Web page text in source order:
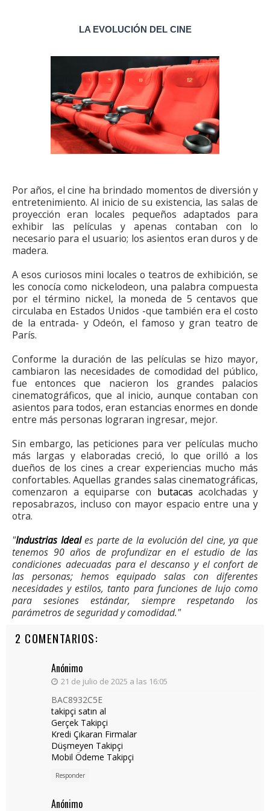
LA EVOLUCIÓN DEL CINE
Por años, el cine ha brindado momentos de diversión y
entretenimiento. Al inicio de su existencia, las salas de
proyección eran locales pequeños adaptados para
exhibir las películas y apenas contaban con lo
necesario para el usuario; los asientos eran duros y de
madera.
A esos curiosos mini locales o teatros de exhibición, se
les conocía como nickelodeon, una palabra compuesta
por el término nickel, la moneda de 5 centavos que
circulaba en Estados Unidos -que también era el costo
de la entrada- y Odeón, el famoso y gran teatro de
París.
Conforme la duración de las películas se hizo mayor,
cambiaron las necesidades de comodidad del público,
fue entonces que nacieron los grandes palacios
cinematográficos, que al inicio, aunque contaban con
asientos para todos, eran estancias enormes en donde
entre más personas lograran ingresar, mejor.
Sin embargo, las peticiones para ver películas mucho
más largas y elaboradas creció, lo que orilló a los
dueños de los cines a crear experiencias mucho más
confortables. Aquellas grandes salas cinematográficas,
comenzaron a equiparse con butacas acolchadas y
reposabrazos, incluso con mayor espacio entre una y
otra.
"Industrias Ideales parte de la evolución del cine, ya que
tenemos 90 años de profundizar en el estudio de las
condiciones adecuadas para el descanso y el confort de
las personas; hemos equipado salas con diferentes
necesidades y estilos, tanto para funciones de lujo como
para sesiones estándar, siempre respetando los
parámetros de seguridad y comodidad."
2 COMENTARIOS:
Anónimo
21 de julio de 2025 a las 16:05
BAC8932C5E
takipçi satın al
Gerçek Takipçi
Kredi Çıkaran Firmalar
Düşmeyen Takipçi
Mobil Ödeme Takipçi
Responder
Anónimo